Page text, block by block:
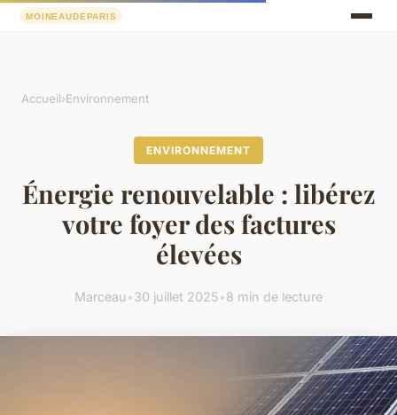
Accueil›Environnement
ENVIRONNEMENT
Énergie renouvelable : libérez
votre foyer des factures
élevées
Marceau•30 juillet 2025•8 min de lecture